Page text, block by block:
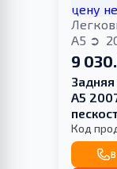
A5
9
A5
цену
Код